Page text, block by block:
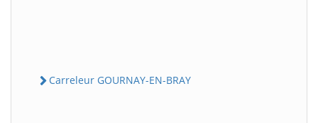
Carreleur GOURNAY-EN-BRAY